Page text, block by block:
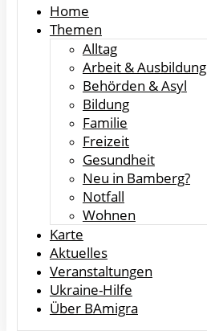
Home
Themen
Alltag
Arbeit & Ausbildung
Behörden & Asyl
Bildung
Familie
Freizeit
Gesundheit
Neu in Bamberg?
Notfall
Wohnen
Karte
Aktuelles
Veranstaltungen
Ukraine-Hilfe
Über BAmigra